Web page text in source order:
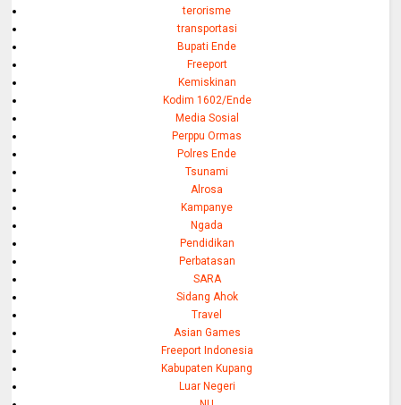
terorisme
transportasi
Bupati Ende
Freeport
Kemiskinan
Kodim 1602/Ende
Media Sosial
Perppu Ormas
Polres Ende
Tsunami
Alrosa
Kampanye
Ngada
Pendidikan
Perbatasan
SARA
Sidang Ahok
Travel
Asian Games
Freeport Indonesia
Kabupaten Kupang
Luar Negeri